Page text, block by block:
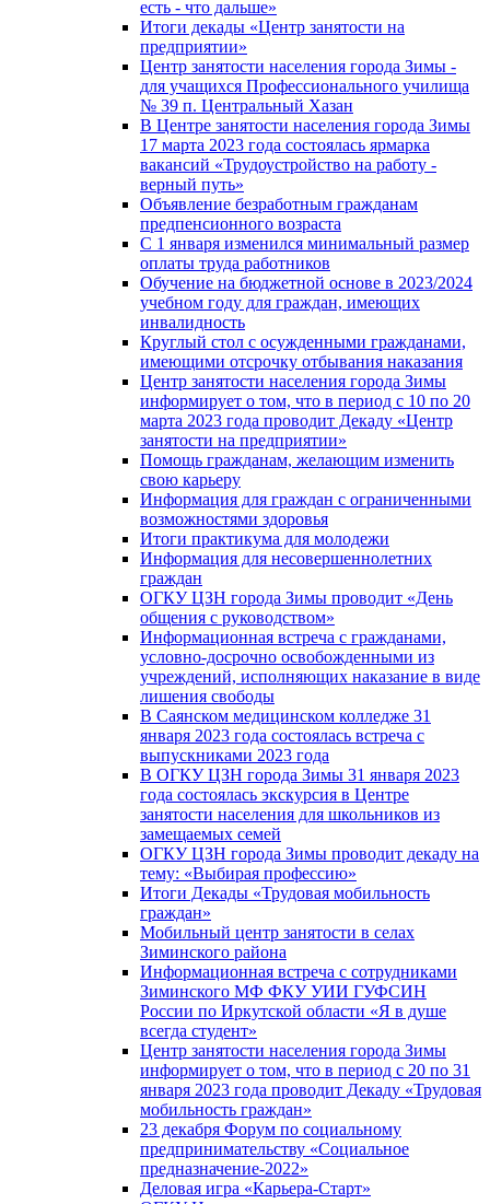
есть - что дальше»
Итоги декады «Центр занятости на
предприятии»
Центр занятости населения города Зимы -
для учащихся Профессионального училища
№ 39 п. Центральный Хазан
В Центре занятости населения города Зимы
17 марта 2023 года состоялась ярмарка
вакансий «Трудоустройство на работу -
верный путь»
Объявление безработным гражданам
предпенсионного возраста
С 1 января изменился минимальный размер
оплаты труда работников
Обучение на бюджетной основе в 2023/2024
учебном году для граждан, имеющих
инвалидность
Круглый стол с осужденными гражданами,
имеющими отсрочку отбывания наказания
Центр занятости населения города Зимы
информирует о том, что в период с 10 по 20
марта 2023 года проводит Декаду «Центр
занятости на предприятии»
Помощь гражданам, желающим изменить
свою карьеру
Информация для граждан с ограниченными
возможностями здоровья
Итоги практикума для молодежи
Информация для несовершеннолетних
граждан
ОГКУ ЦЗН города Зимы проводит «День
общения с руководством»
Информационная встреча с гражданами,
условно-досрочно освобожденными из
учреждений, исполняющих наказание в виде
лишения свободы
В Саянском медицинском колледже 31
января 2023 года состоялась встреча с
выпускниками 2023 года
В ОГКУ ЦЗН города Зимы 31 января 2023
года состоялась экскурсия в Центре
занятости населения для школьников из
замещаемых семей
ОГКУ ЦЗН города Зимы проводит декаду на
тему: «Выбирая профессию»
Итоги Декады «Трудовая мобильность
граждан»
Мобильный центр занятости в селах
Зиминского района
Информационная встреча с сотрудниками
Зиминского МФ ФКУ УИИ ГУФСИН
России по Иркутской области «Я в душе
всегда студент»
Центр занятости населения города Зимы
информирует о том, что в период с 20 по 31
января 2023 года проводит Декаду «Трудовая
мобильность граждан»
23 декабря Форум по социальному
предпринимательству «Социальное
предназначение-2022»
Деловая игра «Карьера-Старт»